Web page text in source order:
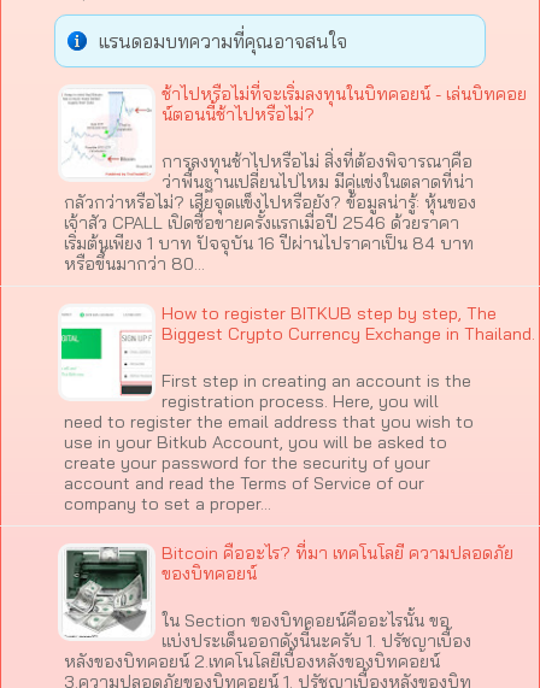
แรนดอมบทความที่คุณอาจสนใจ
ช้าไปหรือไม่ที่จะเริ่มลงทุนในบิทคอยน์ - เล่นบิทคอย
น์ตอนนี้ช้าไปหรือไม่?
การลงทุนช้าไปหรือไม่ สิ่งที่ต้องพิจารณาคือ
ว่าพื้นฐานเปลี่ยนไปไหม มีคู่แข่งในตลาดที่น่า
กลัวกว่าหรือไม่? เสียจุดแข็งไปหรือยัง? ข้อมูลน่ารู้: หุ้นของ
เจ้าสัว CPALL เปิดซื้อขายครั้งแรกเมื่อปี 2546 ด้วยราคา
เริ่มต้นเพียง 1 บาท ปัจจุบัน 16 ปีผ่านไปราคาเป็น 84 บาท
หรือขึ้นมากว่า 80…
How to register BITKUB step by step, The
Biggest Crypto Currency Exchange in Thailand.
First step in creating an account is the
registration process. Here, you will
need to register the email address that you wish to
use in your Bitkub Account, you will be asked to
create your password for the security of your
account and read the Terms of Service of our
company to set a proper…
Bitcoin คืออะไร? ที่มา เทคโนโลยี ความปลอดภัย
ของบิทคอยน์
ใน Section ของบิทคอยน์คืออะไรนั้น ขอ
แบ่งประเด็นออกดังนี้นะครับ 1. ปรัชญาเบื้อง
หลังของบิทคอยน์ 2.เทคโนโลยีเบื้องหลังของบิทคอยน์
3.ความปลอดภัยของบิทคอยน์ 1. ปรัชญาเบื้องหลังของบิท